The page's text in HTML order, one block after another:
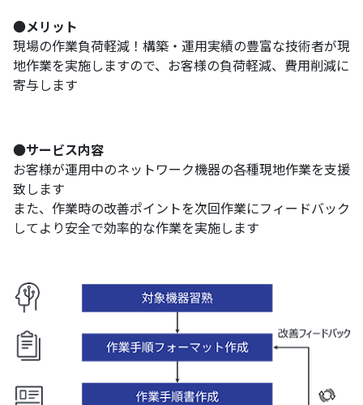
●メリット
現場の作業負荷軽減！構築・運用実績の豊富な技術者が現
地作業を実施しますので、お客様の負荷軽減、費用削減に
寄与します
●サービス内容
お客様が運用中のネットワーク機器の各種現地作業を支援
致します
また、作業時の改善ポイントを次回作業にフィードバック
してより安全で効率的な作業を実施します